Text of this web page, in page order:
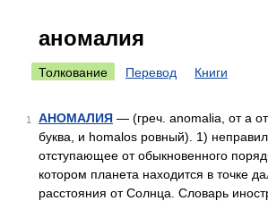
аномалия
Толкование Перевод Книги
1 АНОМАЛИЯ — (греч. anomalia, от a
буква, и homalos ровный). 1)
отступающее от обыкновенного
котором планета находится в точке
расстояния от Солнца. Словарь